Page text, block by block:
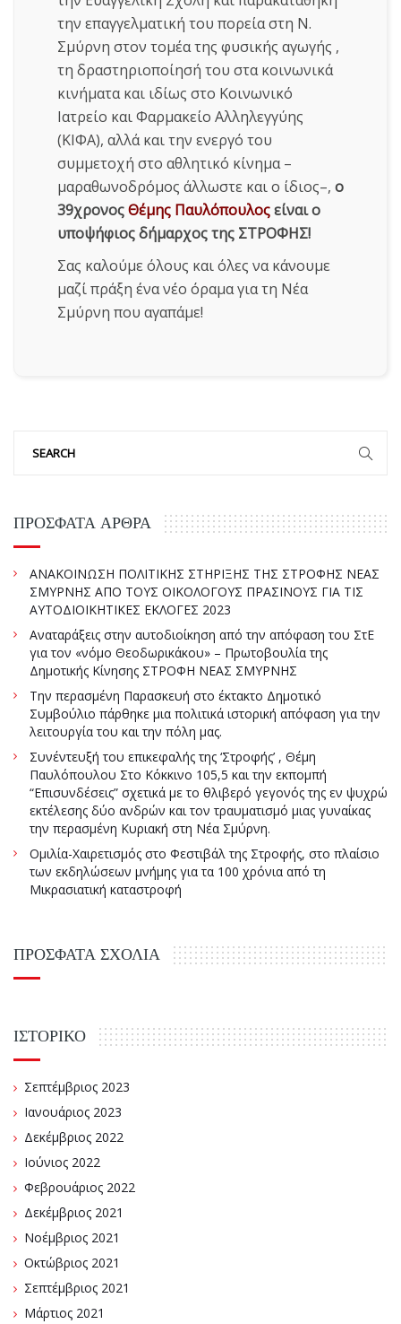
την επαγγελματική του πορεία στη Ν.
Σμύρνη στον τομέα της φυσικής αγωγής ,
τη δραστηριοποίησή του στα κοινωνικά
κινήματα και ιδίως στο Κοινωνικό
Ιατρείο και Φαρμακείο Αλληλεγγύης
(ΚΙΦΑ), αλλά και την ενεργό του
συμμετοχή στο αθλητικό κίνημα –
μαραθωνοδρόμος άλλωστε και ο ίδιος–, ο
39χρονοςΘέμης Παυλόπουλοςείναι ο
υποψήφιος δήμαρχος της ΣΤΡΟΦΗΣ!
Σας καλούμε όλους και όλες να κάνουμε
μαζί πράξη ένα νέο όραμα για τη Νέα
Σμύρνη που αγαπάμε!
ΠΡΌΣΦΑΤΑ ΆΡΘΡΑ
ΑΝΑΚΟΙΝΩΣΗ ΠΟΛΙΤΙΚΗΣ ΣΤΗΡΙΞΗΣ ΤΗΣ ΣΤΡΟΦΗΣ ΝΕΑΣ
ΣΜΥΡΝΗΣ ΑΠΟ ΤΟΥΣ ΟΙΚΟΛΟΓΟΥΣ ΠΡΑΣΙΝΟΥΣ ΓΙΑ ΤΙΣ
ΑΥΤΟΔΙΟΙΚΗΤΙΚΕΣ ΕΚΛΟΓΕΣ 2023
Αναταράξεις στην αυτοδιοίκηση από την απόφαση του ΣτΕ
για τον «νόμο Θεοδωρικάκου» – Πρωτοβουλία της
Δημοτικής Κίνησης ΣΤΡΟΦΗ ΝΕΑΣ ΣΜΥΡΝΗΣ
Την περασμένη Παρασκευή στο έκτακτο Δημοτικό
Συμβούλιο πάρθηκε μια πολιτικά ιστορική απόφαση για την
λειτουργία του και την πόλη μας.
Συνέντευξή του επικεφαλής της ‘Στροφής’ , Θέμη
Παυλόπουλου Στο Κόκκινο 105,5 και την εκπομπή
“Επισυνδέσεις” σχετικά με το θλιβερό γεγονός της εν ψυχρώ
εκτέλεσης δύο ανδρών και τον τραυματισμό μιας γυναίκας
την περασμένη Κυριακή στη Νέα Σμύρνη.
Ομιλία-Χαιρετισμός στο Φεστιβάλ της Στροφής, στο πλαίσιο
των εκδηλώσεων μνήμης για τα 100 χρόνια από τη
Μικρασιατική καταστροφή
ΠΡΌΣΦΑΤΑ ΣΧΌΛΙΑ
ΙΣΤΟΡΙΚΌ
Σεπτέμβριος 2023
Ιανουάριος 2023
Δεκέμβριος 2022
Ιούνιος 2022
Φεβρουάριος 2022
Δεκέμβριος 2021
Νοέμβριος 2021
Οκτώβριος 2021
Σεπτέμβριος 2021
Μάρτιος 2021